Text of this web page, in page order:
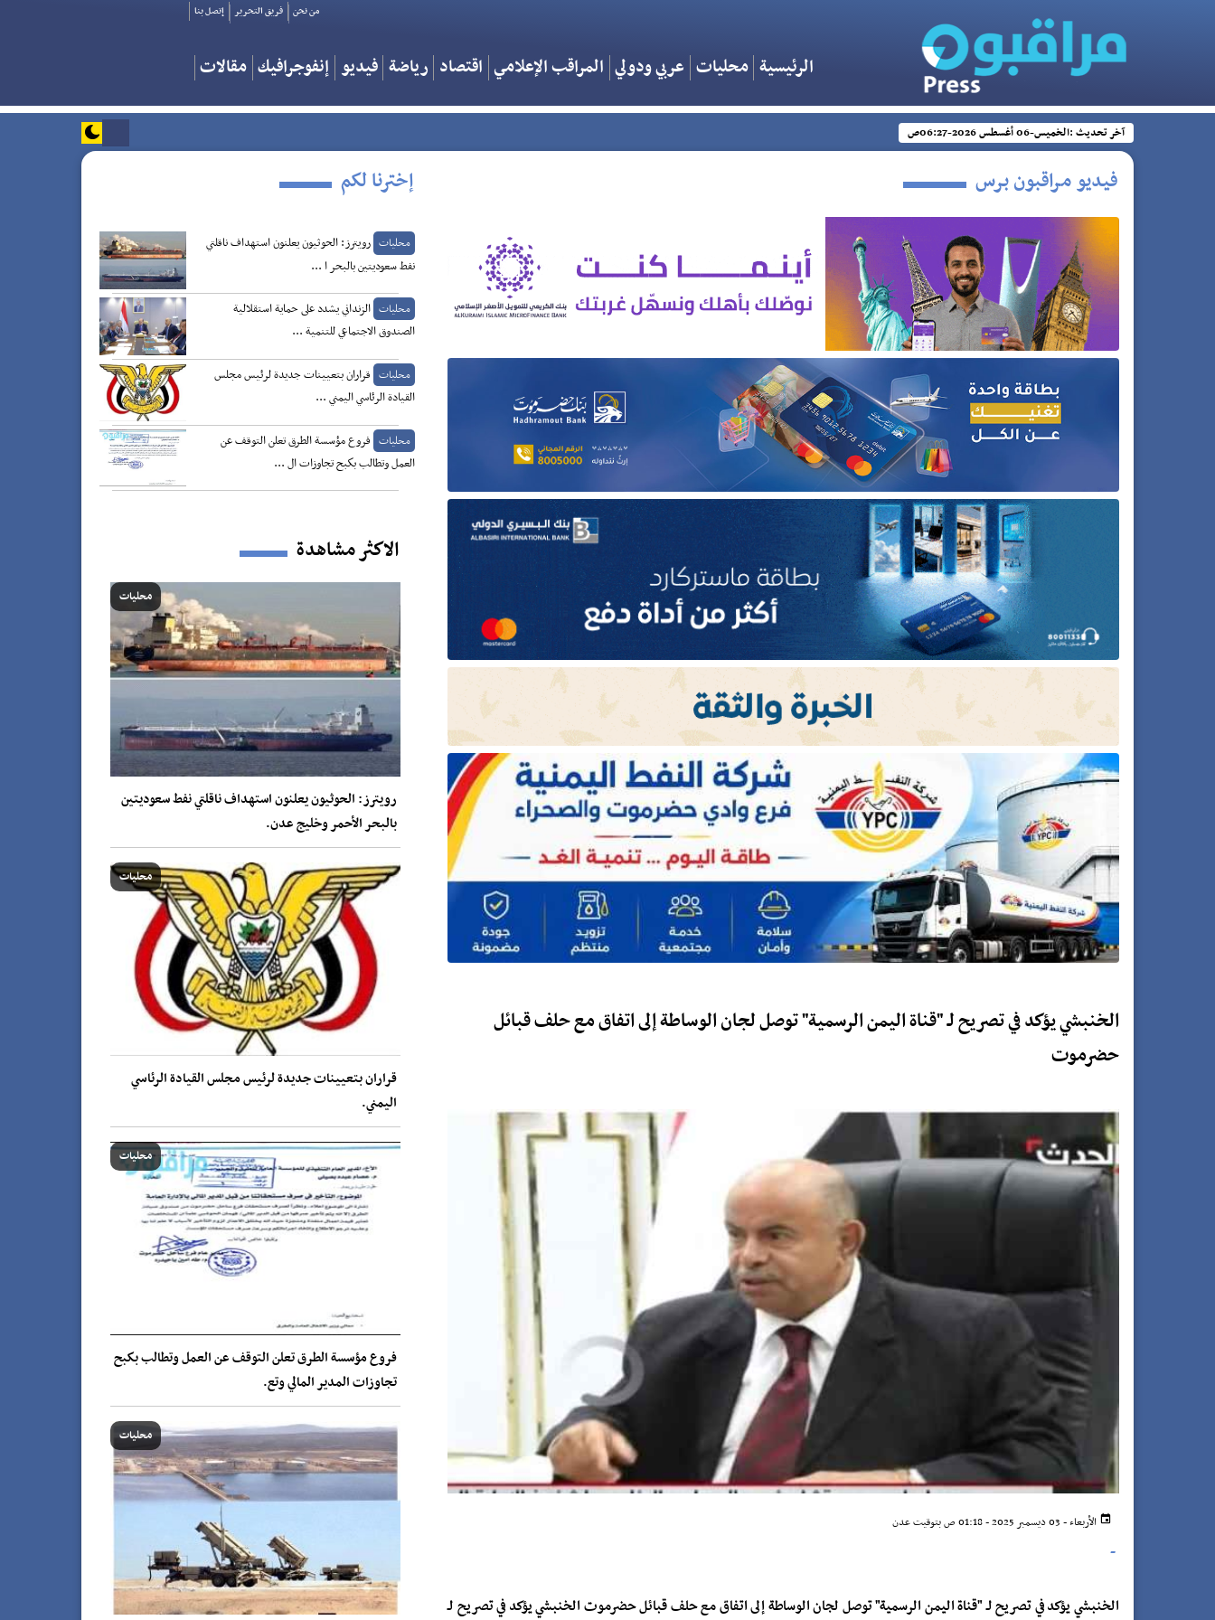
من نحن فريق التحرير إتصل بنا
الرئيسية محليات عربي ودولي المراقب الإعلامي اقتصاد رياضة فيديو إنفوجرافيك مقالات
آخر تحديث :الخميس-06 أغسطس 2026-06:27ص
فيديو مراقبون برس
الخنبشي يؤكد في تصريح لـ "قناة اليمن الرسمية" توصل لجان الوساطة إلى اتفاق مع حلف قبائل
حضرموت
الأربعاء - 03 ديسمبر 2025 - 01:18 ص بتوقيت عدن
-
الخنبشي يؤكد في تصريح لـ "قناة اليمن الرسمية" توصل لجان الوساطة إلى اتفاق مع حلف قبائل حضرموت الخنبشي يؤكد في تصريح لـ
إخترنا لكم
محليات رويترز: الحوثيون يعلنون استهداف ناقلتي
نفط سعوديتين بالبحر ا ...
محليات الزنداني يشدد على حماية استقلالية
الصندوق الاجتماعي للتنمية ...
محليات قراران بتعيينات جديدة لرئيس مجلس
القيادة الرئاسي اليمني ...
محليات فروع مؤسسة الطرق تعلن التوقف عن
العمل وتطالب بكبح تجاوزات ال ...
الاكثر مشاهدة
محليات
رويترز: الحوثيون يعلنون استهداف ناقلتي نفط سعوديتين
بالبحر الأحمر وخليج عدن.
محليات
قراران بتعيينات جديدة لرئيس مجلس القيادة الرئاسي
اليمني.
محليات
فروع مؤسسة الطرق تعلن التوقف عن العمل وتطالب بكبح
تجاوزات المدير المالي وتع.
محليات